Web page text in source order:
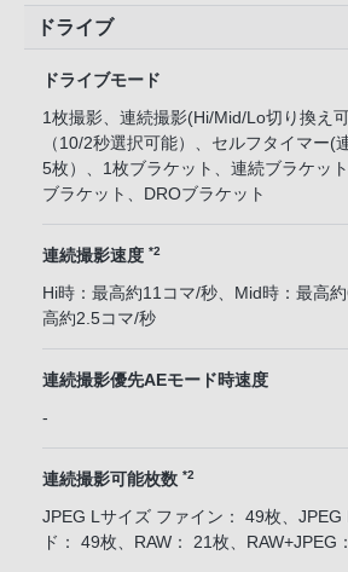
ドライブ
ドライブモード
1枚撮影、連続撮影(Hi/Mid/Lo切り換え
（10/2秒選択可能）、セルフタイマー(
5枚）、1枚ブラケット、連続ブラケッ
ブラケット、DROブラケット
連続撮影速度 *2
Hi時：最高約11コマ/秒、Mid時：最高
高約2.5コマ/秒
連続撮影優先AEモード時速度
-
連続撮影可能枚数 *2
JPEG Lサイズ ファイン： 49枚、JPEG
ド： 49枚、RAW： 21枚、RAW+JPEG